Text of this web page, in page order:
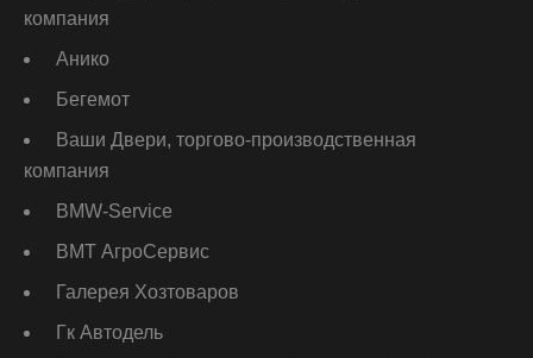
компания
Анико
Бегемот
Ваши Двери, торгово-производственная
компания
ВМW-Service
ВМТ АгроСервис
Галерея Хозтоваров
Гк Автодель